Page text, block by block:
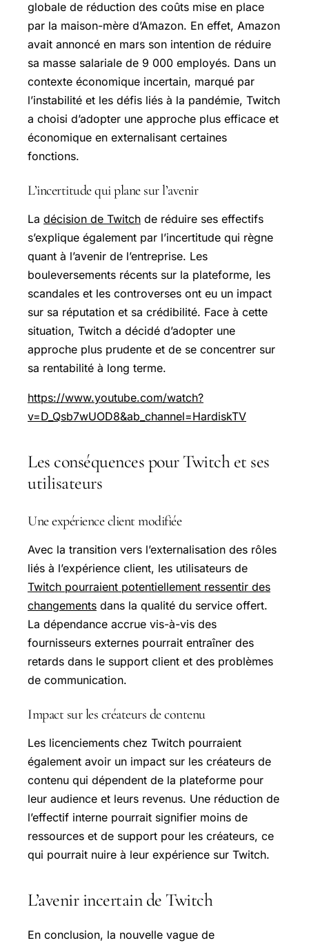
globale de réduction des coûts mise en place
par la maison-mère d’Amazon. En effet, Amazon
avait annoncé en mars son intention de réduire
sa masse salariale de 9 000 employés. Dans un
contexte économique incertain, marqué par
l’instabilité et les défis liés à la pandémie, Twitch
a choisi d’adopter une approche plus efficace et
économique en externalisant certaines
fonctions.
L’incertitude qui plane sur l’avenir
La décision de Twitch de réduire ses effectifs
s’explique également par l’incertitude qui règne
quant à l’avenir de l’entreprise. Les
bouleversements récents sur la plateforme, les
scandales et les controverses ont eu un impact
sur sa réputation et sa crédibilité. Face à cette
situation, Twitch a décidé d’adopter une
approche plus prudente et de se concentrer sur
sa rentabilité à long terme.
https://www.youtube.com/watch?
v=D_Qsb7wUOD8&ab_channel=HardiskTV
Les conséquences pour Twitch et ses
utilisateurs
Une expérience client modifiée
Avec la transition vers l’externalisation des rôles
liés à l’expérience client, les utilisateurs de
Twitch pourraient potentiellement ressentir des
changements dans la qualité du service offert.
La dépendance accrue vis-à-vis des
fournisseurs externes pourrait entraîner des
retards dans le support client et des problèmes
de communication.
Impact sur les créateurs de contenu
Les licenciements chez Twitch pourraient
également avoir un impact sur les créateurs de
contenu qui dépendent de la plateforme pour
leur audience et leurs revenus. Une réduction de
l’effectif interne pourrait signifier moins de
ressources et de support pour les créateurs, ce
qui pourrait nuire à leur expérience sur Twitch.
L’avenir incertain de Twitch
En conclusion, la nouvelle vague de